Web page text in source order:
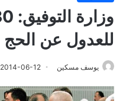
للعدول عن الحج
يوسف مسكين 2014-06-12